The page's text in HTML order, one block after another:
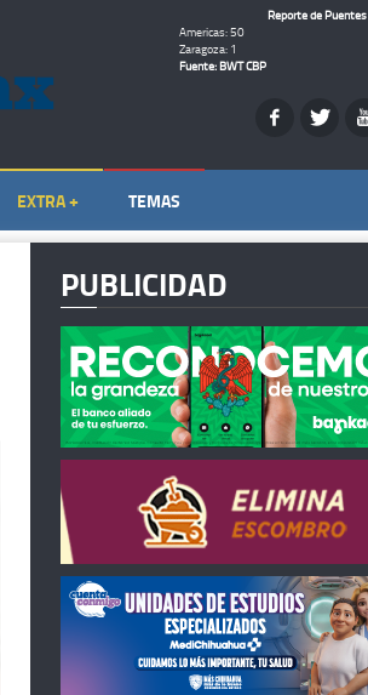
Reporte de Puentes
Americas: 50
Zaragoza: 1
Fuente: BWT CBP
EXTRA + TEMAS
PUBLICIDAD